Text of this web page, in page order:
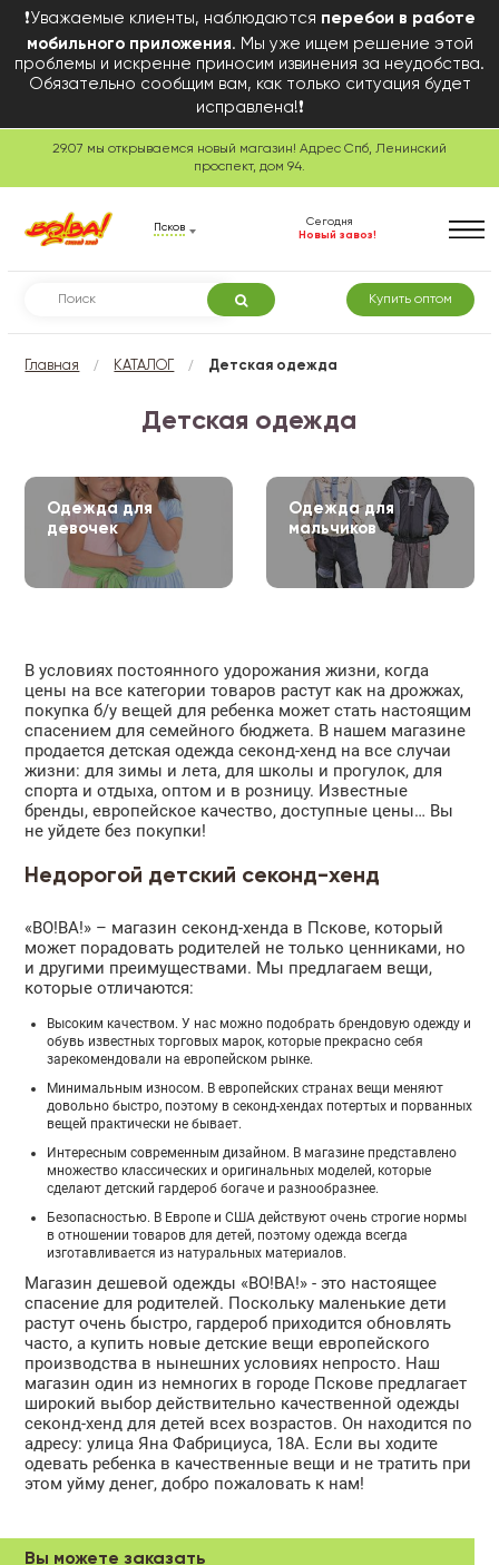
❗Уважаемые клиенты, наблюдаются перебои в работе
мобильного приложения. Мы уже ищем решение этой
проблемы и искренне приносим извинения за неудобства.
Обязательно сообщим вам, как только ситуация будет
исправлена!❗
29.07 мы открываемся новый магазин! Адрес Спб, Ленинский
проспект, дом 94.
Псков
Сегодня
Новый завоз!
Купить оптом
Главная / КАТАЛОГ / Детская одежда
Детская одежда
Одежда для
девочек
Одежда для
мальчиков
В условиях постоянного удорожания жизни, когда
цены на все категории товаров растут как на дрожжах,
покупка б/у вещей для ребенка может стать настоящим
спасением для семейного бюджета. В нашем магазине
продается детская одежда секонд-хенд на все случаи
жизни: для зимы и лета, для школы и прогулок, для
спорта и отдыха, оптом и в розницу. Известные
бренды, европейское качество, доступные цены… Вы
не уйдете без покупки!
Недорогой детский секонд-хенд
«ВО!ВА!» – магазин секонд-хенда в Пскове, который
может порадовать родителей не только ценниками, но
и другими преимуществами. Мы предлагаем вещи,
которые отличаются:
Высоким качеством. У нас можно подобрать брендовую одежду и
обувь известных торговых марок, которые прекрасно себя
зарекомендовали на европейском рынке.
Минимальным износом. В европейских странах вещи меняют
довольно быстро, поэтому в секонд-хендах потертых и порванных
вещей практически не бывает.
Интересным современным дизайном. В магазине представлено
множество классических и оригинальных моделей, которые
сделают детский гардероб богаче и разнообразнее.
Безопасностью. В Европе и США действуют очень строгие нормы
в отношении товаров для детей, поэтому одежда всегда
изготавливается из натуральных материалов.
Магазин дешевой одежды «ВО!ВА!» - это настоящее
спасение для родителей. Поскольку маленькие дети
растут очень быстро, гардероб приходится обновлять
часто, а купить новые детские вещи европейского
производства в нынешних условиях непросто. Наш
магазин один из немногих в городе Пскове предлагает
широкий выбор действительно качественной одежды
секонд-хенд для детей всех возрастов. Он находится по
адресу: улица Яна Фабрициуса, 18А. Если вы ходите
одевать ребенка в качественные вещи и не тратить при
этом уйму денег, добро пожаловать к нам!
Вы можете заказать